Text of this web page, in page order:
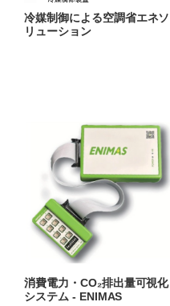
冷媒制御による空調省エネソ
リューション
消費電⼒・CO₂排出量可視化
システム - ENIMAS